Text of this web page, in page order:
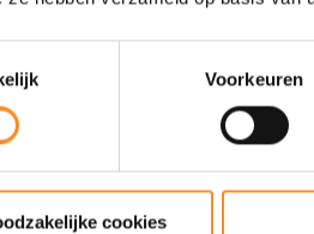
Voorkeuren
cookies